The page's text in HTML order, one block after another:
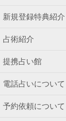
新規登録特典紹介
占術紹介
提携占い館
電話占いについて
予約依頼について